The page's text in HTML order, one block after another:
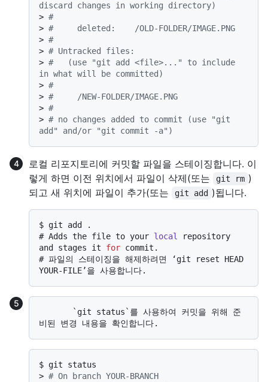
discard changes in working directory)
> #
> #     deleted:    /OLD-FOLDER/IMAGE.PNG
> #
> # Untracked files:
> #   (use "git add <file>..." to include
in what will be committed)
> #
> #     /NEW-FOLDER/IMAGE.PNG
> #
> # no changes added to commit (use "git
add" and/or "git commit -a")
로컬 리포지토리에 커밋할 파일을 스테이징합니다. 이
렇게 하면 이전 위치에서 파일이 삭제(또는
git rm )
되고 새 위치에 파일이 추가(또는
git add )됩니다.
$ git add .
# Adds the file to your local
repository
and stages it for commit.
# 파일의 스테이징을 해제하려면 ‘git reset HEAD
YOUR-FILE’을 사용합니다.
$ git status
> # On branch YOUR-BRANCH